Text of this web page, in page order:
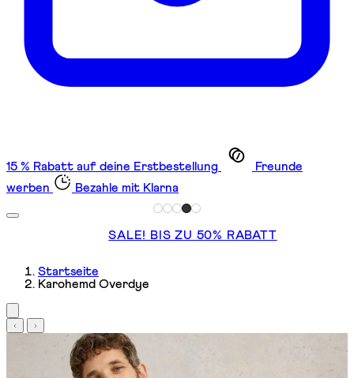
15 % Rabatt auf deine Erstbestellung
Freunde
werben
Bezahle mit Klarna
SALE! BIS ZU 50% RABATT
Startseite
Karohemd Overdye